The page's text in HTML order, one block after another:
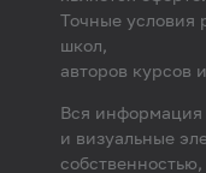
Точные условия
школ,
авторов курсов
Вся информация
и визуальные